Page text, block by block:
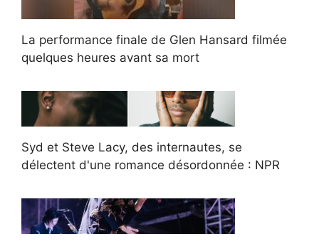
La performance finale de Glen Hansard filmée
quelques heures avant sa mort
Syd et Steve Lacy, des internautes, se
délectent d'une romance désordonnée : NPR